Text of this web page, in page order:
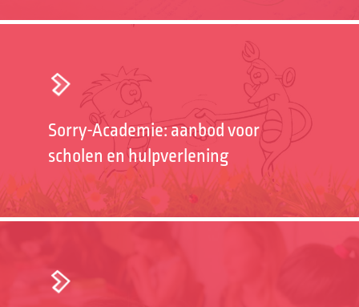
Sorry-Academie: aanbod voor
scholen en hulpverlening